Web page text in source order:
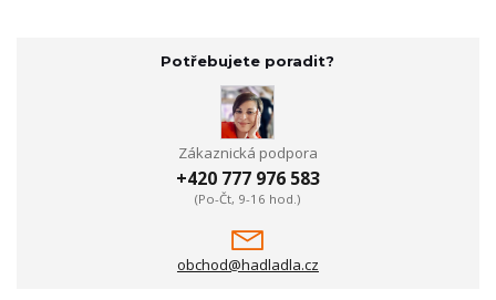
Potřebujete poradit?
Zákaznická podpora
+420 777 976 583
(Po-Čt, 9-16 hod.)
obchod@hadladla.cz